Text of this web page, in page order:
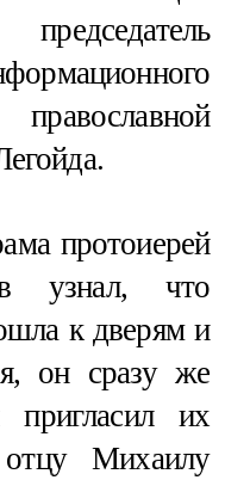
протоиерей
узнал, что
к дверям и
он сразу же
их
Михаилу